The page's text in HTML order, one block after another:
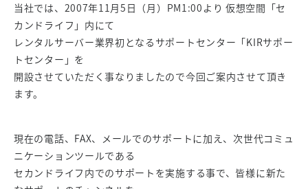
当社では、2007年11月5日（月）PM1:00より 仮想空間「セ
カンドライフ」内にて
レンタルサーバー業界初となるサポートセンター「KIRサポー
トセンター」を
開設させていただく事なりましたので今回ご案内させて頂き
ます。
現在の電話、FAX、メールでのサポートに加え、次世代コミュ
ニケーションツールである
セカンドライフ内でのサポートを実施する事で、皆様に新た